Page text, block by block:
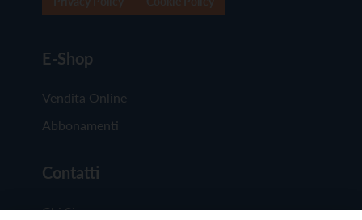
E-Shop
Vendita Online
Abbonamenti
Contatti
Chi Siamo